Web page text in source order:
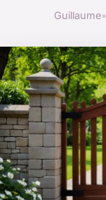
Guillaume•